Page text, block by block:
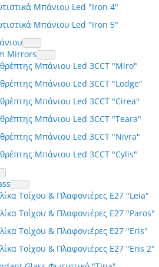
Μπάνιου Led "Iron 4"
Μπάνιου Led "Iron 5"
Mirrors
Μπάνιου Led 3CCT "Miro"
Μπάνιου Led 3CCT "Lodge"
Μπάνιου Led 3CCT "Cirea"
Μπάνιου Led 3CCT "Teara"
Μπάνιου Led 3CCT "Nivra"
Μπάνιου Led 3CCT "Cylis"
Τοίχου & Πλαφονιέρες Ε27 "Leia"
Τοίχου & Πλαφονιέρες Ε27 "Paros"
Τοίχου & Πλαφονιέρες Ε27 "Eris"
Τοίχου & Πλαφονιέρες Ε27 "Eris 2"